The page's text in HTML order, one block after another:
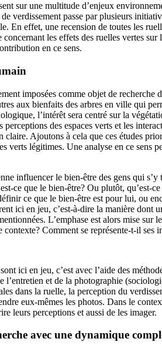
sur une multitude d’enjeux
verdissement passe par plusieurs
En effet, une recension de toutes les
les effets des ruelles vertes
en ce sens.
imposées comme objet de
aux bienfaits des arbres en ville qui
l’intérêt sera centré sur la
des espaces verts et les
Ajoutons à cela que ces études
verts légitimes. Une analyse en ce sens
influencer le bien-être des gens qui
ce que le bien-être? Ou plutôt,
ce que le bien-être est pour lui, ou
ici en jeu, c’est-à-dire la manière
L’emphase est alors mise
Comment se représente-t-il ses
ici en jeu, c’est avec l’aide des
l’entretien et de la photographie
dans la ruelle, la perception du
eux-mêmes les photos. Dans le
leurs perceptions et aussi de les imager.
avec une dynamique